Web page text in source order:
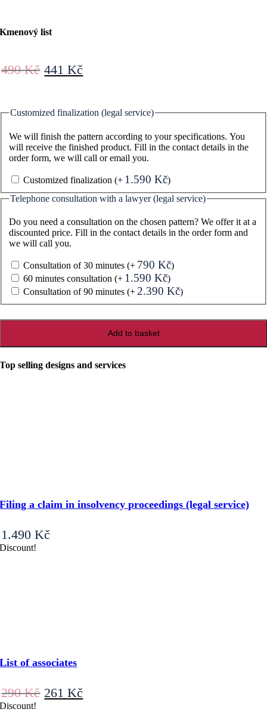
Kmenový list
490Kč Original
price
441Kč
price
Customized finalization (legal service)
We will finish the pattern according to your specifications. You
will receive the finished product. Fill in the contact details in the
order form, we will call or email you.
Customized finalization(+ 1.590Kč)
Telephone consultation with a lawyer (legal service)
Do you need a consultation on the chosen pattern? We offer it at a
discounted price. Fill in the contact details in the order form and
we will call you.
Consultation of 30 minutes(+ 790Kč)
60 minutes consultation(+ 1.590Kč)
Consultation of 90 minutes(+ 2.390Kč)
Add to basket
Top selling designs and services
Filing a claim in insolvency proceedings (legal service)
1.490Kč
Discount!
List of associates
290Kč Original
price
261Kč
price
Discount!